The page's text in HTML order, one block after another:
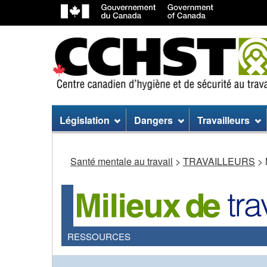
Menu
du
site
Législation Dangers Travailleurs
Santé mentale au travail > TRAVAILLEURS >
RESSOURCES